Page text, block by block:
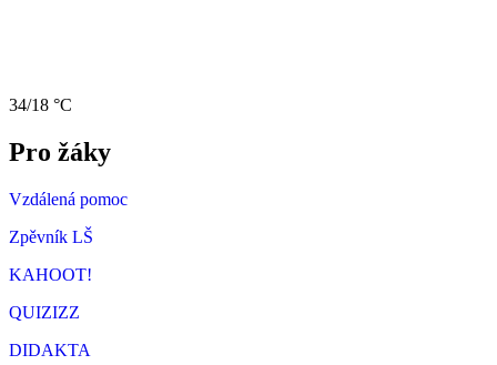
34/18 °C
Pro žáky
Vzdálená pomoc
Zpěvník LŠ
KAHOOT!
QUIZIZZ
DIDAKTA